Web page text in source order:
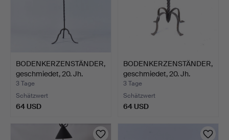
BODENKERZENSTÄNDER,
geschmiedet, 20. Jh.
3 Tage
Schätzwert
64 USD
BODENKERZENSTÄNDER,
geschmiedet, 20. Jh.
3 Tage
Schätzwert
64 USD